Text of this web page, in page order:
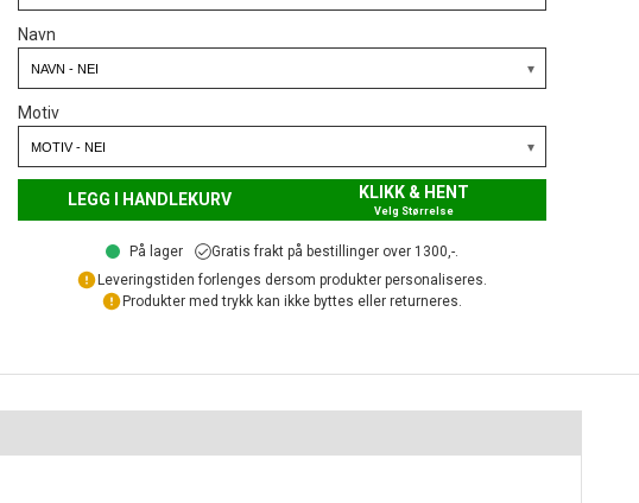
Navn
Motiv
LEGG I HANDLEKURV KLIKK & HENT
Velg Størrelse
På lager
Gratis frakt på bestillinger over 1300,-.
Leveringstiden forlenges dersom produkter personaliseres.
Produkter med trykk kan ikke byttes eller returneres.